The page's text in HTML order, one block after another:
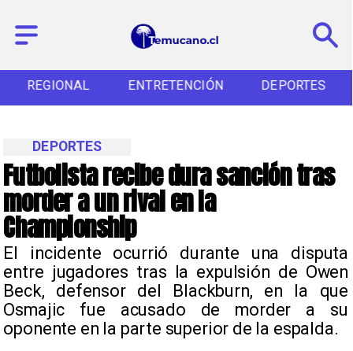
REGIONAL ENTRETENCIÓN DEPORTES
Futbolista recibe dura sanción tras
morder a un rival en la
Championship
El incidente ocurrió durante una disputa
entre jugadores tras la expulsión de Owen
Beck, defensor del Blackburn, en la que
Osmajic fue acusado de morder a su
oponente en la parte superior de la espalda.
DEPORTES